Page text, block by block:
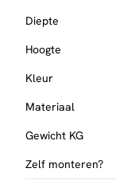
Diepte
Hoogte
Kleur
Materiaal
Gewicht KG
Zelf monteren?